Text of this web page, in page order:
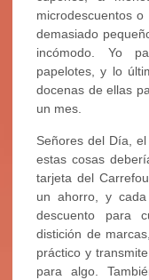
microdescuentos
demasiado
incómodo. Yo
papelotes, y lo
docenas de ellas
un mes.
Señores del Día,
estas cosas
tarjeta del
un ahorro, y
descuento para
distición de
práctico y
para algo.